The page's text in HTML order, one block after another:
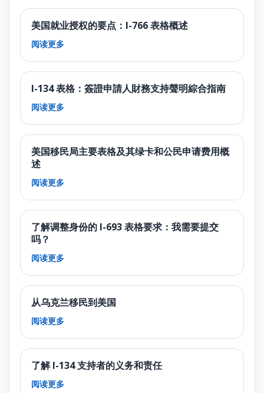
美国就业授权的要点：I-766 表格概述
阅读更多
I-134 表格：簽證申請人財務支持聲明綜合指南
阅读更多
美国移民局主要表格及其绿卡和公民申请费用概
述
阅读更多
了解调整身份的 I-693 表格要求：我需要提交
吗？
阅读更多
从乌克兰移民到美国
阅读更多
了解 I-134 支持者的义务和责任
阅读更多